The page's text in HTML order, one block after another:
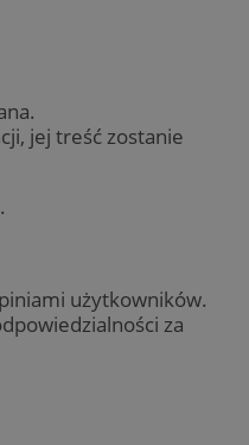
jej treść zostanie
użytkowników.
za